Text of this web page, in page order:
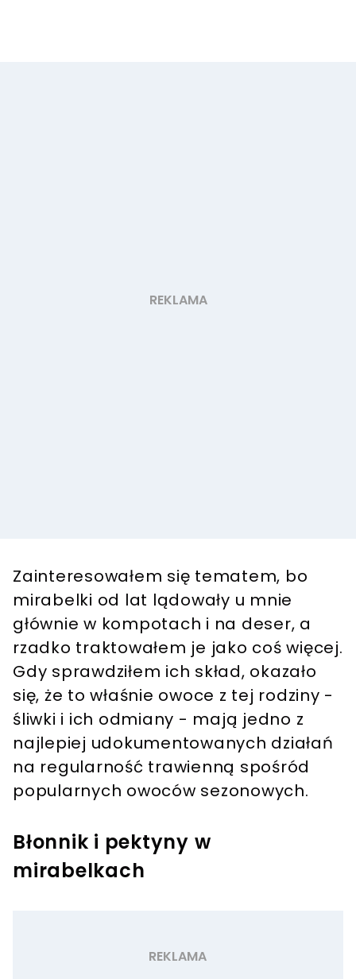
Zainteresowałem się tematem, bo
mirabelki od lat lądowały u mnie
głównie w kompotach i na deser, a
rzadko traktowałem je jako coś więcej.
Gdy sprawdziłem ich skład, okazało
się, że to właśnie owoce z tej rodziny -
śliwki i ich odmiany - mają jedno z
najlepiej udokumentowanych działań
na regularność trawienną spośród
popularnych owoców sezonowych.
Błonnik i pektyny w
mirabelkach